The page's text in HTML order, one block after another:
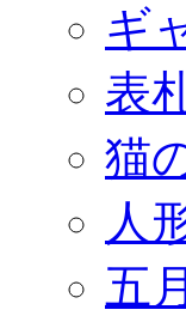
ギ
表
猫
人
五